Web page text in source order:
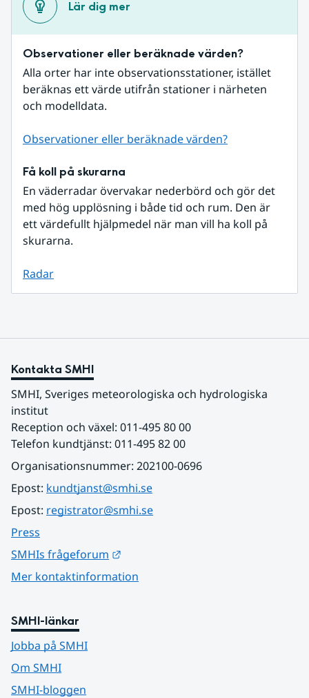
Lär dig mer
Observationer eller beräknade värden?
Alla orter har inte observationsstationer, istället
beräknas ett värde utifrån stationer i närheten
och modelldata.
Observationer eller beräknade värden?
Få koll på skurarna
En väderradar övervakar nederbörd och gör det
med hög upplösning i både tid och rum. Den är
ett värdefullt hjälpmedel när man vill ha koll på
skurarna.
Radar
Kontakta SMHI
SMHI, Sveriges meteorologiska och hydrologiska
institut
Reception och växel: 011-495 80 00
Telefon kundtjänst: 011-495 82 00
Organisationsnummer: 202100-0696
Epost: kundtjanst@smhi.se
Epost: registrator@smhi.se
Press
SMHIs frågeforum
Mer kontaktinformation
SMHI-länkar
Jobba på SMHI
Om SMHI
SMHI-bloggen